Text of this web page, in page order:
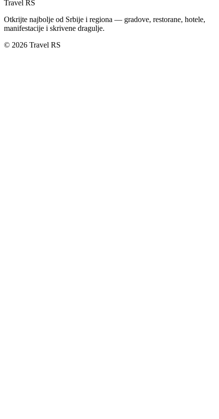
Travel RS
Otkrijte najbolje od Srbije i regiona — gradove, restorane, hotele,
manifestacije i skrivene dragulje.
© 2026 Travel RS